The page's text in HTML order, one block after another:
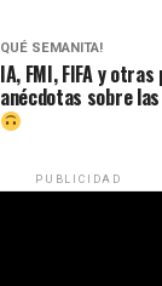
QUÉ SEMANITA!
IA, FMI, FIFA y otras
anécdotas sobre
PUBLICIDAD